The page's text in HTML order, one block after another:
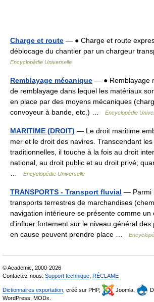
Charge et route — ● Charge et route
déblocage du chantier par un chargeur
Encyclopédie Universelle
Remblayage mécanique — ● Remblayage
de remblayage dans lequel les matériaux
en place par des moyens mécaniques
convoyeur à bande, etc.) …
Encyclopédie
MARITIME (DROIT) — Le droit maritime
mer et le droit des navires. Transcendant
traditionnelles, il touche à la fois au droit
national, au droit public et au droit privé;
Encyclopédie Universelle
TRANSPORTS - Transport fluvial — Parmi
transports terrestres de marchandises
navigation intérieure se présente comme un
d’influer fortement sur le niveau général
en cause peuvent prendre place …
© Academic, 2000-2026
Contactez-nous: Support technique RÉCLAME
Dictionnaires exportation , créé sur PHP, Joomla,
WordPress, MODx.